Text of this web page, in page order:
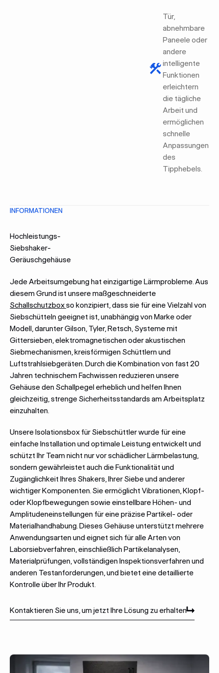
Tür,
abnehmbare
Paneele oder
andere
intelligente
Funktionen
erleichtern
die tägliche
Arbeit und
ermöglichen
schnelle
Anpassungen
des
Tipphebels.
INFORMATIONEN
Hochleistungs-
Siebshaker-
Geräuschgehäuse
Jede Arbeitsumgebung hat einzigartige Lärmprobleme. Aus
diesem Grund ist unsere maßgeschneiderte
Schallschutzboxso konzipiert, dass sie für eine Vielzahl von
Siebschütteln geeignet ist, unabhängig von Marke oder
Modell, darunter Gilson, Tyler, Retsch, Systeme mit
Gittersieben, elektromagnetischen oder akustischen
Siebmechanismen, kreisförmigen Schüttlern und
Luftstrahlsiebgeräten. Durch die Kombination von fast 20
Jahren technischem Fachwissen reduzieren unsere
Gehäuse den Schallpegel erheblich und helfen Ihnen
gleichzeitig, strenge Sicherheitsstandards am Arbeitsplatz
einzuhalten.
Unsere Isolationsbox für Siebschüttler wurde für eine
einfache Installation und optimale Leistung entwickelt und
schützt Ihr Team nicht nur vor schädlicher Lärmbelastung,
sondern gewährleistet auch die Funktionalität und
Zugänglichkeit Ihres Shakers, Ihrer Siebe und anderer
wichtiger Komponenten. Sie ermöglicht Vibrationen, Klopf-
oder Klopfbewegungen sowie einstellbare Höhen- und
Amplitudeneinstellungen für eine präzise Partikel- oder
Materialhandhabung. Dieses Gehäuse unterstützt mehrere
Anwendungsarten und eignet sich für alle Arten von
Laborsiebverfahren, einschließlich Partikelanalysen,
Materialprüfungen, vollständigen Inspektionsverfahren und
anderen Testanforderungen, und bietet eine detaillierte
Kontrolle über Ihr Produkt.
Kontaktieren Sie uns, um jetzt Ihre Lösung zu erhalten
Kontaktieren Sie uns, um jetzt Ihre Lösung zu erhalten